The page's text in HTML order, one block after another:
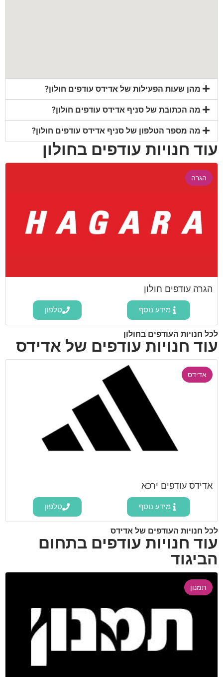
מהן שעות הפעילות של אדידס עודפים חולון?
מה הכתובת של סניף אדידס עודפים חולון?
מה מספר הטלפון של סניף אדידס עודפים חולון?
עוד חנויות עודפים בחולון
הגרה
הגרה עודפים חולון
מידע נוסף טלפון
לכל חנויות העודפים בחולון
עוד חנויות עודפים של אדידס
אדידס
אדידס עודפים ירכא
מידע נוסף טלפון
לכל חנויות העודפים של אדידס
עוד חנויות עודפים בתחום
הביגוד
תמנון